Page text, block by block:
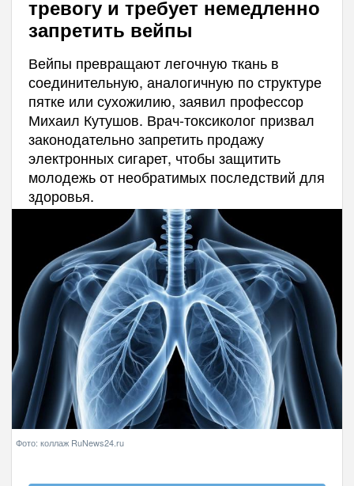
тревогу и требует немедленно
запретить вейпы
Вейпы превращают легочную ткань в
соединительную, аналогичную по структуре
пятке или сухожилию, заявил профессор
Михаил Кутушов. Врач-токсиколог призвал
законодательно запретить продажу
электронных сигарет, чтобы защитить
молодежь от необратимых последствий для
здоровья.
Фото: коллаж RuNews24.ru